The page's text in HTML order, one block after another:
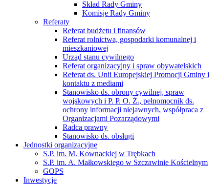
Skład Rady Gminy
Komisje Rady Gminy
Referaty
Referat budżetu i finansów
Referat rolnictwa, gospodarki komunalnej i
mieszkaniowej
Urząd stanu cywilnego
Referat organizacyjny i spraw obywatelskich
Referat ds. Unii Europejskiej Promocji Gminy i
kontaktu z mediami
Stanowisko ds. obrony cywilnej, spraw
wojskowych i P. P. O. Ż., pełnomocnik ds.
ochrony informacji niejawnych, współpraca z
Organizacjami Pozarządowymi
Radca prawny
Stanowisko ds. obsługi
Jednostki organizacyjne
S.P. im. M. Kownackiej w Trębkach
S.P. im. A. Małkowskiego w Szczawinie Kościelnym
GOPS
Inwestycje